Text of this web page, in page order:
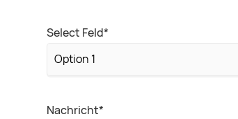
Pflichtfeld
Select Feld*
Pflichtfeld
Nachricht*